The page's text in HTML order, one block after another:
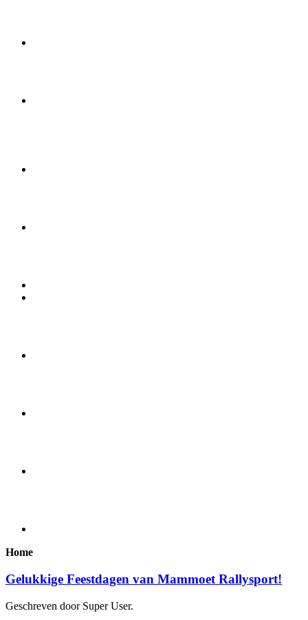
Home
Gelukkige Feestdagen van Mammoet Rallysport!
Geschreven door Super User.